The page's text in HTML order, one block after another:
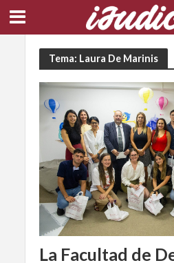
Tema: Laura De Marinis
La Facultad de